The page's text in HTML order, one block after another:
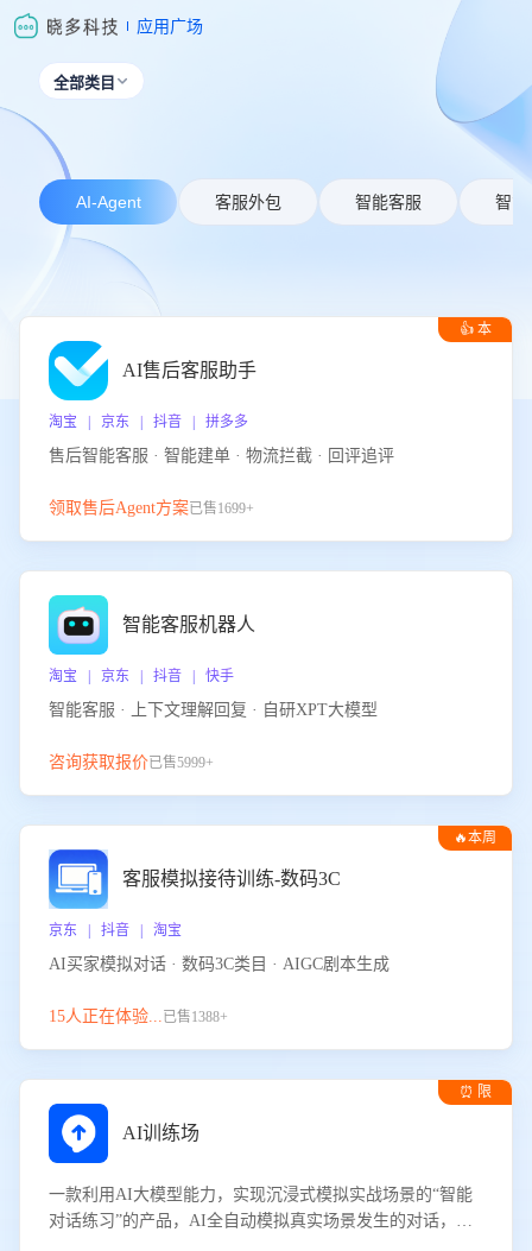
应用广场
全部类目 
AI-Agent 客服外包 智能客服 智能
👍 本
AI售后客服助手
淘宝 | 京东 | 抖音 | 拼多多
售后智能客服 · 智能建单 · 物流拦截 · 回评追评
领取售后Agent方案已售1699+
智能客服机器人
淘宝 | 京东 | 抖音 | 快手
智能客服 · 上下文理解回复 · 自研XPT大模型
咨询获取报价已售5999+
🔥本周
客服模拟接待训练-数码3C
京东 | 抖音 | 淘宝
AI买家模拟对话 · 数码3C类目 · AIGC剧本生成
15人正在体验...已售1388+
⏰ 限
AI训练场
一款利用AI大模型能力，实现沉浸式模拟实战场景的“智能
对话练习”的产品，AI全自动模拟真实场景发生的对话，企